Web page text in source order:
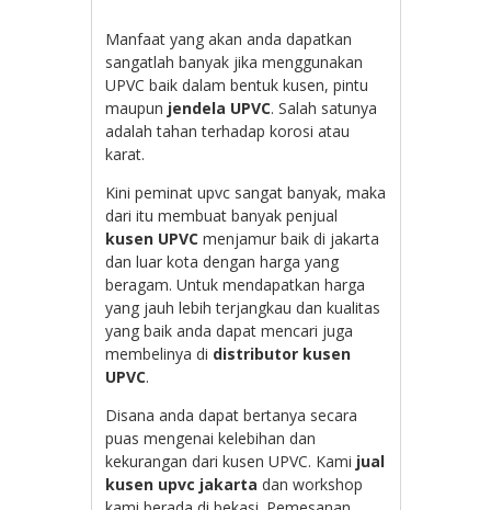
Manfaat yang akan anda dapatkan
sangatlah banyak jika menggunakan
UPVC baik dalam bentuk kusen, pintu
maupun jendela UPVC. Salah satunya
adalah tahan terhadap korosi atau
karat.
Kini peminat upvc sangat banyak, maka
dari itu membuat banyak penjual
kusen UPVC menjamur baik di jakarta
dan luar kota dengan harga yang
beragam. Untuk mendapatkan harga
yang jauh lebih terjangkau dan kualitas
yang baik anda dapat mencari juga
membelinya di distributor kusen
UPVC.
Disana anda dapat bertanya secara
puas mengenai kelebihan dan
kekurangan dari kusen UPVC. Kami jual
kusen upvc jakarta dan workshop